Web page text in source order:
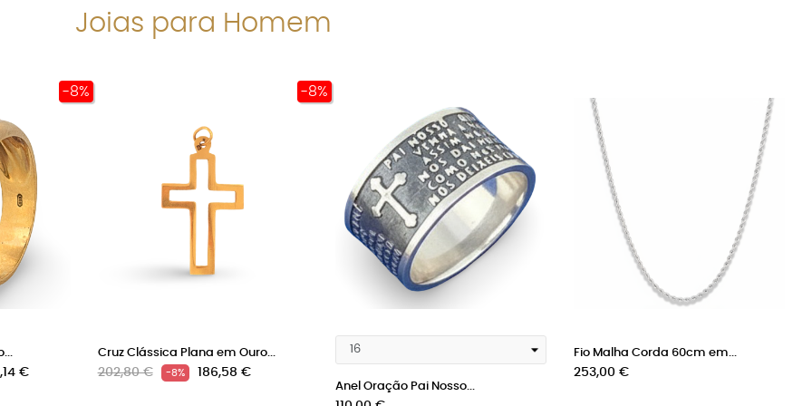
Joias para Homem
-8%
€
-8%
Cruz Clássica Plana em Ouro...
Preço
202,80 € -8% Preço
186,58 €
Anel Oração Pai Nosso...
Fio Malha Corda 60cm em...
Preço
253,00 €